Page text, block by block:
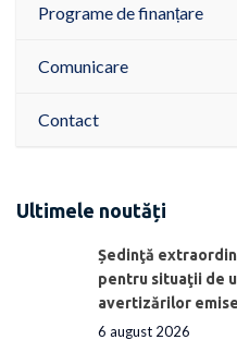
Programe de finanțare
Comunicare
Contact
Ultimele noutăți
Ședinţă
pentru situaţii de
avertizărilor emise
6 august 2026